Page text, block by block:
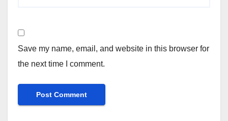
Save my name, email, and website in this browser for
the next time I comment.